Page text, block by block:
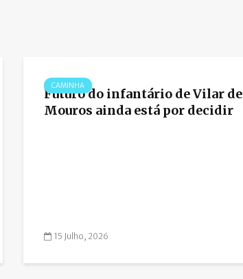
CAMINHA
Futuro do infantário de Vilar de
Mouros ainda está por decidir
15 Julho, 2026